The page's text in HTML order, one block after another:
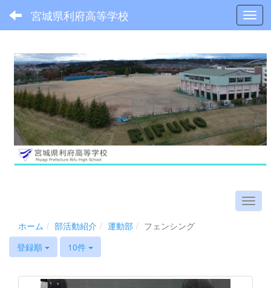
宮城県利府高等学校
ホーム 部活動紹介 運動部
フェンシング
登録順
10件